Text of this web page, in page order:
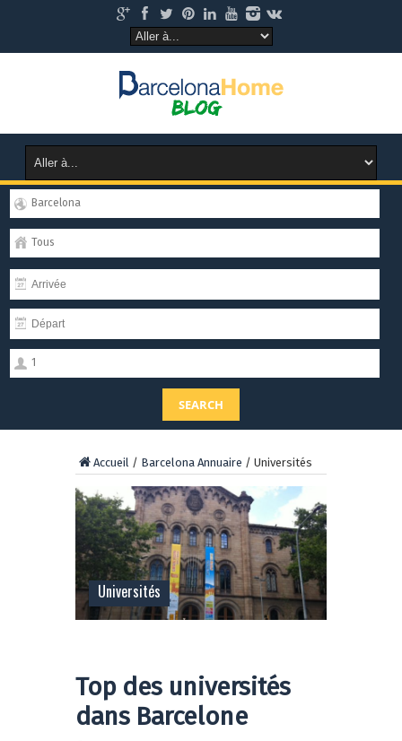
Barcelona
Tous
1
SEARCH
Accueil / Barcelona Annuaire / Universités
Universités
Top des universités
dans Barcelone